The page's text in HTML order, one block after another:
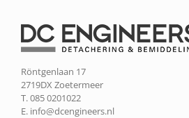
Röntgenlaan 17
2719DX Zoetermeer
T. 085 0201022
E. info@dcengineers.nl